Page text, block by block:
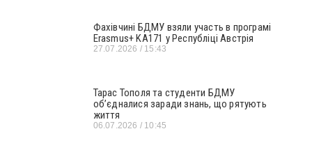
Фахівчині БДМУ взяли участь в програмі
Erasmus+ KA171 у Республіці Австрія
27.07.2026 15:43
Тарас Тополя та студенти БДМУ
об’єдналися заради знань, що рятують
життя
06.07.2026 10:45